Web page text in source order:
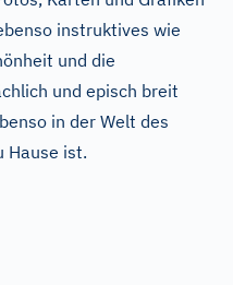
instruktives wie
und die
und episch breit
in der Welt des
Hause ist.